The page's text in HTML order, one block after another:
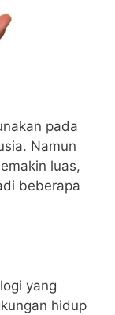
pada
Namun
luas,
beberapa
yang
hidup